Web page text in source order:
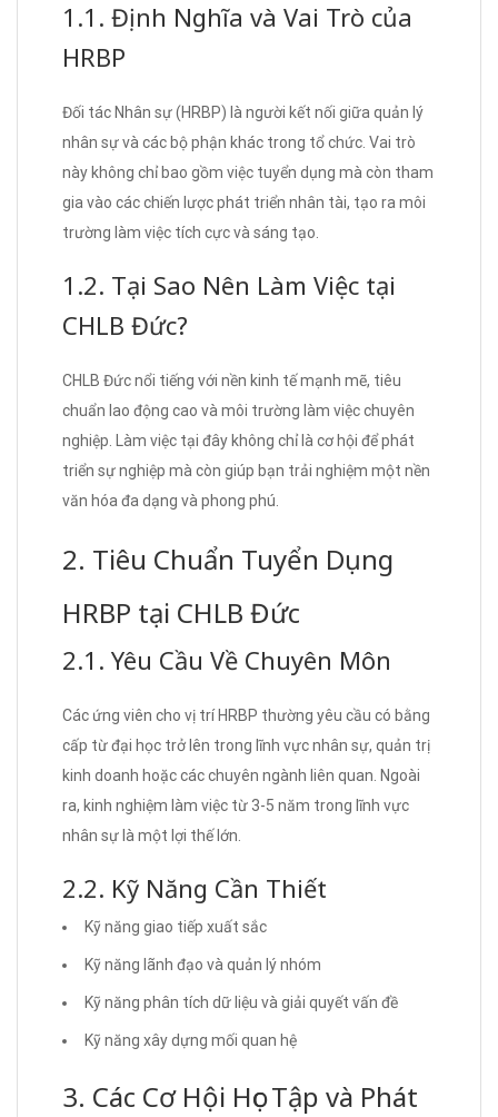
1.1. Định Nghĩa và Vai Trò của
HRBP
Đối tác Nhân sự (HRBP) là người kết nối giữa quản lý
nhân sự và các bộ phận khác trong tổ chức. Vai trò
này không chỉ bao gồm việc tuyển dụng mà còn tham
gia vào các chiến lược phát triển nhân tài, tạo ra môi
trường làm việc tích cực và sáng tạo.
1.2. Tại Sao Nên Làm Việc tại
CHLB Đức?
CHLB Đức nổi tiếng với nền kinh tế mạnh mẽ, tiêu
chuẩn lao động cao và môi trường làm việc chuyên
nghiệp. Làm việc tại đây không chỉ là cơ hội để phát
triển sự nghiệp mà còn giúp bạn trải nghiệm một nền
văn hóa đa dạng và phong phú.
2. Tiêu Chuẩn Tuyển Dụng
HRBP tại CHLB Đức
2.1. Yêu Cầu Về Chuyên Môn
Các ứng viên cho vị trí HRBP thường yêu cầu có bằng
cấp từ đại học trở lên trong lĩnh vực nhân sự, quản trị
kinh doanh hoặc các chuyên ngành liên quan. Ngoài
ra, kinh nghiệm làm việc từ 3-5 năm trong lĩnh vực
nhân sự là một lợi thế lớn.
2.2. Kỹ Năng Cần Thiết
Kỹ năng giao tiếp xuất sắc
Kỹ năng lãnh đạo và quản lý nhóm
Kỹ năng phân tích dữ liệu và giải quyết vấn đề
Kỹ năng xây dựng mối quan hệ
3. Các Cơ Hội Học Tập và Phát